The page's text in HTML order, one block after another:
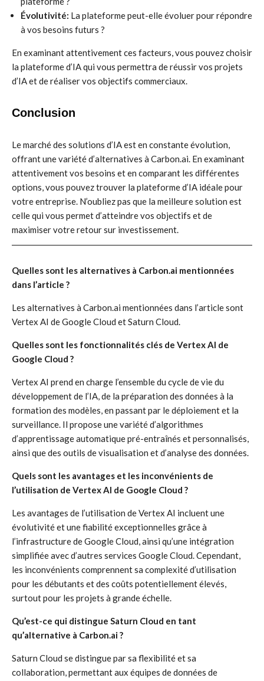
Évolutivité: La plateforme peut-elle évoluer pour répondre
à vos besoins futurs ?
En examinant attentivement ces facteurs, vous pouvez choisir
la plateforme d’IA qui vous permettra de réussir vos projets
d’IA et de réaliser vos objectifs commerciaux.
Conclusion
Le marché des solutions d’IA est en constante évolution,
offrant une variété d’alternatives à Carbon.ai. En examinant
attentivement vos besoins et en comparant les différentes
options, vous pouvez trouver la plateforme d’IA idéale pour
votre entreprise. N’oubliez pas que la meilleure solution est
celle qui vous permet d’atteindre vos objectifs et de
maximiser votre retour sur investissement.
Quelles sont les alternatives à Carbon.ai mentionnées
dans l’article ?
Les alternatives à Carbon.ai mentionnées dans l’article sont
Vertex AI de Google Cloud et Saturn Cloud.
Quelles sont les fonctionnalités clés de Vertex AI de
Google Cloud ?
Vertex AI prend en charge l’ensemble du cycle de vie du
développement de l’IA, de la préparation des données à la
formation des modèles, en passant par le déploiement et la
surveillance. Il propose une variété d’algorithmes
d’apprentissage automatique pré-entraînés et personnalisés,
ainsi que des outils de visualisation et d’analyse des données.
Quels sont les avantages et les inconvénients de
l’utilisation de Vertex AI de Google Cloud ?
Les avantages de l’utilisation de Vertex AI incluent une
évolutivité et une fiabilité exceptionnelles grâce à
l’infrastructure de Google Cloud, ainsi qu’une intégration
simplifiée avec d’autres services Google Cloud. Cependant,
les inconvénients comprennent sa complexité d’utilisation
pour les débutants et des coûts potentiellement élevés,
surtout pour les projets à grande échelle.
Qu’est-ce qui distingue Saturn Cloud en tant
qu’alternative à Carbon.ai ?
Saturn Cloud se distingue par sa flexibilité et sa
collaboration, permettant aux équipes de données de